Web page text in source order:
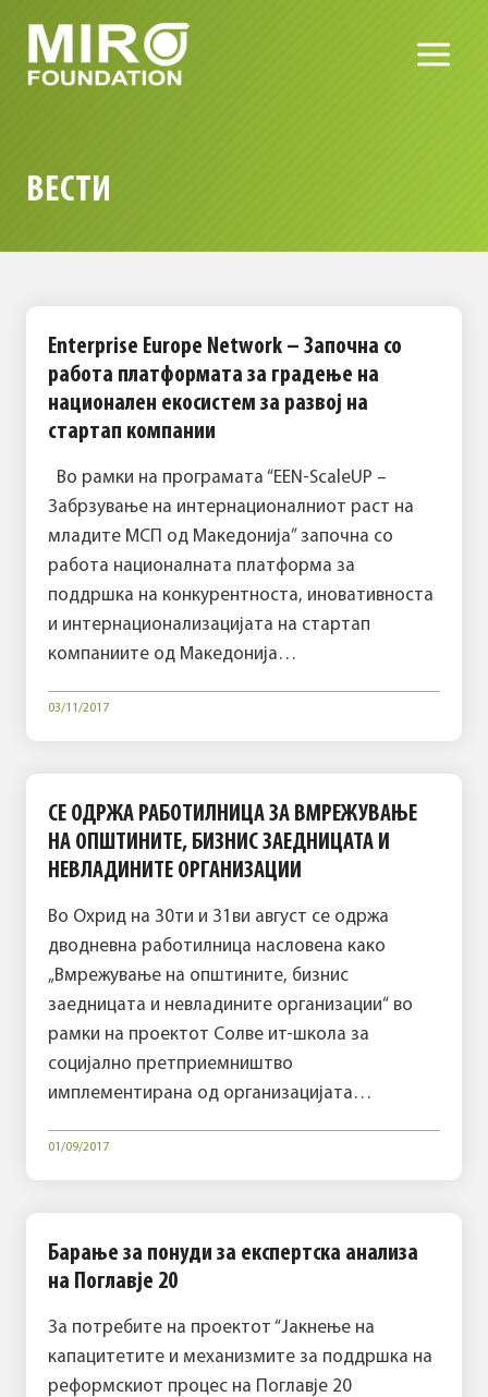
content
ВЕСТИ
Enterprise Europe Network – Започна со
работа платформата за градење на
национален екосистем за развој на
стартап компании
Во рамки на програмата “EEN-ScaleUP –
Забрзување на интернационалниот раст на
младите МСП од Македонија” започна со
работа националната платформа за
поддршка на конкурентноста, иновативноста
и интернационализацијата на стартап
компаниите од Македонија…
03/11/2017
СЕ ОДРЖА РАБОТИЛНИЦА ЗА ВМРЕЖУВАЊЕ
НА ОПШТИНИТЕ, БИЗНИС ЗАЕДНИЦАТА И
НЕВЛАДИНИТЕ ОРГАНИЗАЦИИ
Во Охрид на 30ти и 31ви август се одржа
дводневна работилница насловена како
„Вмрежување на општините, бизнис
заедницата и невладините организации“ во
рамки на проектот Солве ит-школа за
социјално претприемништво
имплементирана од организацијата…
01/09/2017
Барање за понуди за експертска анализа
на Поглавје 20
За потребите на проектот “Јакнење на
капацитетите и механизмите за поддршка на
реформскиот процес на Поглавје 20